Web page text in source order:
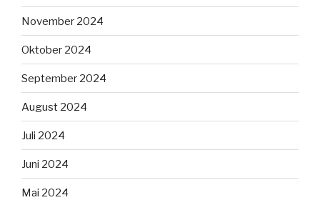
November 2024
Oktober 2024
September 2024
August 2024
Juli 2024
Juni 2024
Mai 2024